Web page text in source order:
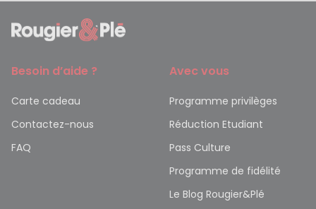
Besoin d’aide ?
Carte cadeau
Contactez-nous
FAQ
Avec vous
Programme privilèges
Réduction Etudiant
Pass Culture
Programme de fidélité
Le Blog Rougier&Plé